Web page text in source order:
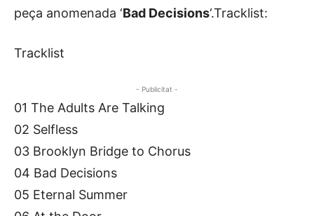
peça anomenada ‘Bad Decisions‘.Tracklist:
Tracklist
- Publicitat -
01 The Adults Are Talking
02 Selfless
03 Brooklyn Bridge to Chorus
04 Bad Decisions
05 Eternal Summer